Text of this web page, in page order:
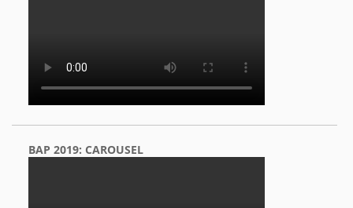
BAP 2019: CAROUSEL